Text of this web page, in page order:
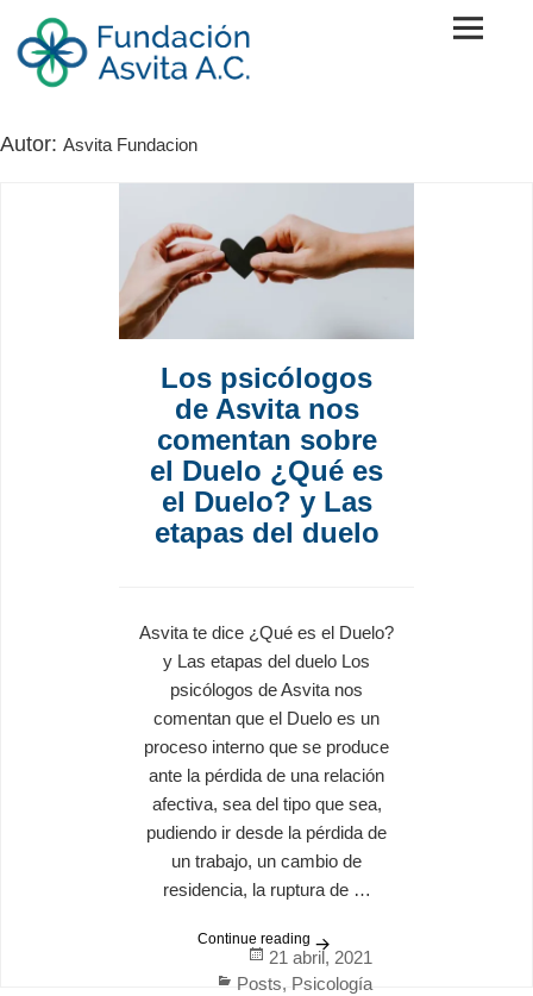
content
Autor: Asvita Fundacion
Los psicólogos
de Asvita nos
comentan sobre
el Duelo ¿Qué es
el Duelo? y Las
etapas del duelo
Asvita te dice ¿Qué es el Duelo?
y Las etapas del duelo Los
psicólogos de Asvita nos
comentan que el Duelo es un
proceso interno que se produce
ante la pérdida de una relación
afectiva, sea del tipo que sea,
pudiendo ir desde la pérdida de
un trabajo, un cambio de
residencia, la ruptura de …
Continue reading Los psicólogos de Asvita
Posted
on
21 abril, 2021
Categories
Posts, Psicología